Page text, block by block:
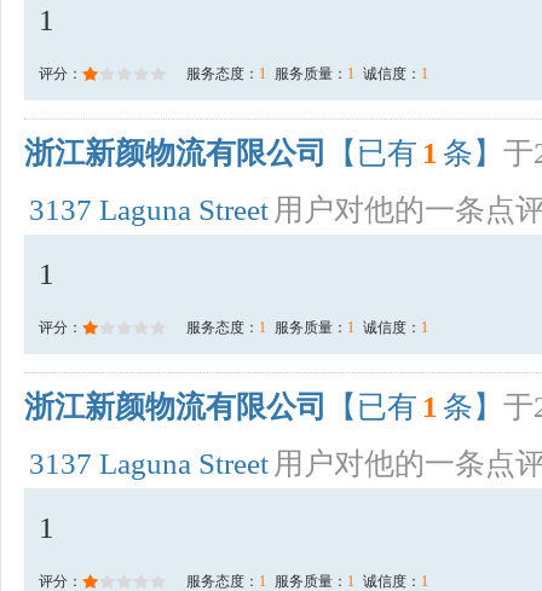
1
评分： 服务态度： 1 服务质量： 1 诚信度： 1
浙江新颜物流有限公司 【已有 1 条】 于
3137 Laguna Street 用户对他的一条点
1
评分： 服务态度： 1 服务质量： 1 诚信度： 1
浙江新颜物流有限公司 【已有 1 条】 于
3137 Laguna Street 用户对他的一条点
1
评分： 服务态度： 1 服务质量： 1 诚信度： 1